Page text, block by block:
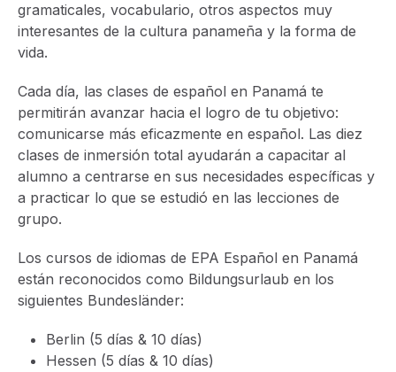
gramaticales, vocabulario, otros aspectos muy
interesantes de la cultura panameña y la forma de
vida.
Cada día, las clases de español en Panamá te
permitirán avanzar hacia el logro de tu objetivo:
comunicarse más eficazmente en español. Las diez
clases de inmersión total ayudarán a capacitar al
alumno a centrarse en sus necesidades específicas y
a practicar lo que se estudió en las lecciones de
grupo.
Los cursos de idiomas de EPA Español en Panamá
están reconocidos como Bildungsurlaub en los
siguientes Bundesländer:
Berlin (5 días & 10 días)
Hessen (5 días & 10 días)